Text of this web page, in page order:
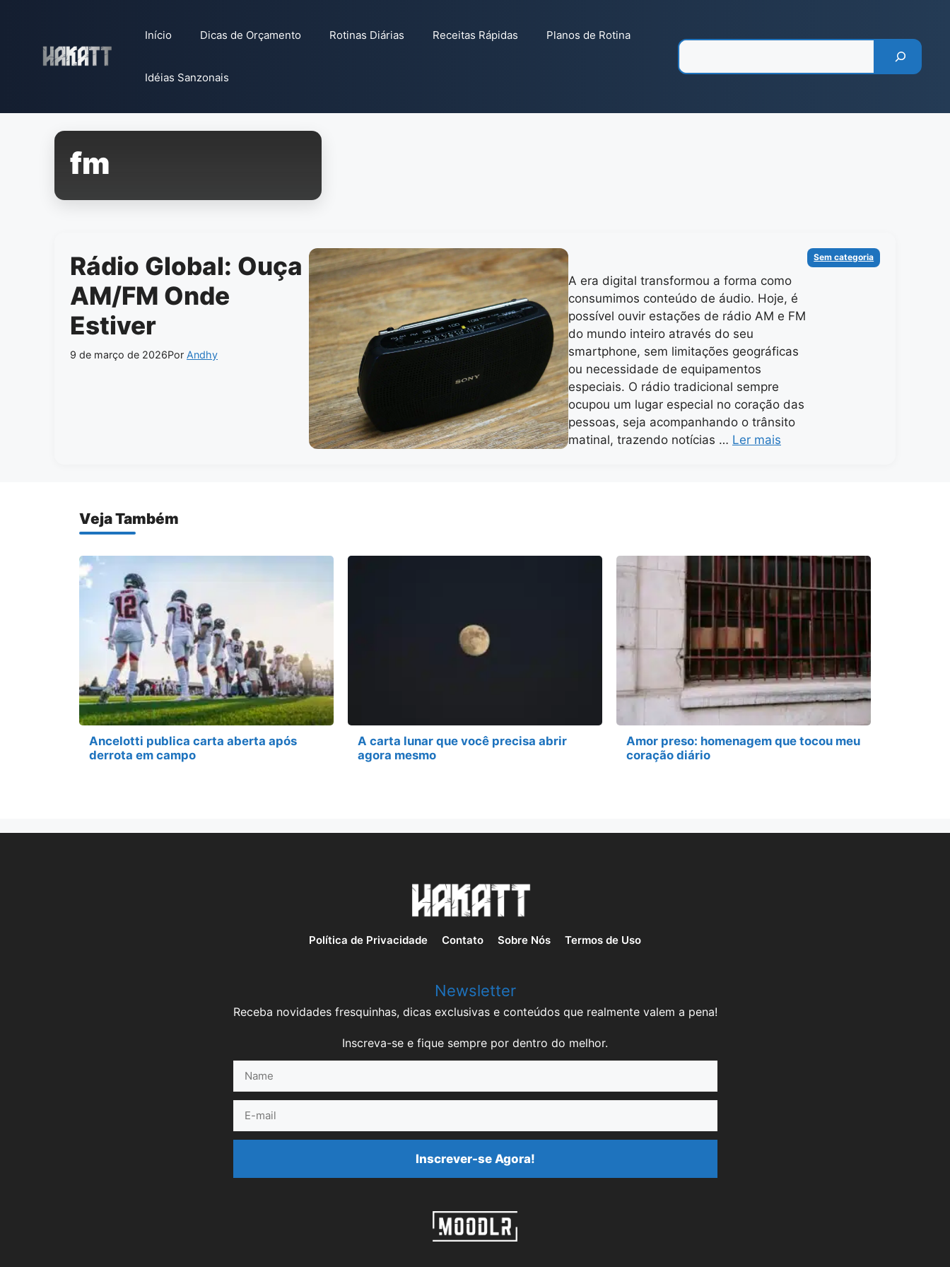
conteúdo
Início Dicas de Orçamento Rotinas Diárias Receitas Rápidas Planos de Rotina
Idéias Sanzonais
fm
Rádio Global: Ouça
AM/FM Onde
Estiver
9 de março de 2026Por Andhy
A era digital transformou a forma como
consumimos conteúdo de áudio. Hoje, é
possível ouvir estações de rádio AM e FM
do mundo inteiro através do seu
smartphone, sem limitações geográficas
ou necessidade de equipamentos
especiais. O rádio tradicional sempre
ocupou um lugar especial no coração das
pessoas, seja acompanhando o trânsito
matinal, trazendo notícias … Ler mais
Categorias
Sem categoria
Veja Também
Ancelotti publica carta aberta após
derrota em campo
A carta lunar que você precisa abrir
agora mesmo
Amor preso: homenagem que tocou meu
coração diário
Política de Privacidade Contato Sobre Nós Termos de Uso
Newsletter
Receba novidades fresquinhas, dicas exclusivas e conteúdos que realmente valem a pena!
Inscreva-se e fique sempre por dentro do melhor.
mail
Inscrever-se Agora!